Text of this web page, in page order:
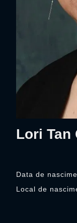
Lori Tan
Data de
Local de